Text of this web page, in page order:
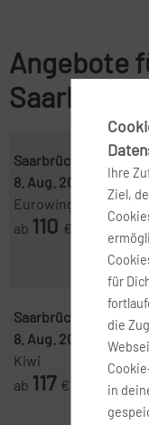
Angebote
Saarbrücken ( SCN )-
8. Aug. 2026
19.
Eurowings
ab 110 €
Saarbrücken ( SCN )
8. Aug. 2026
11.
Kiwi
ab 117 €
Ihre
Ziel,
für
die
in